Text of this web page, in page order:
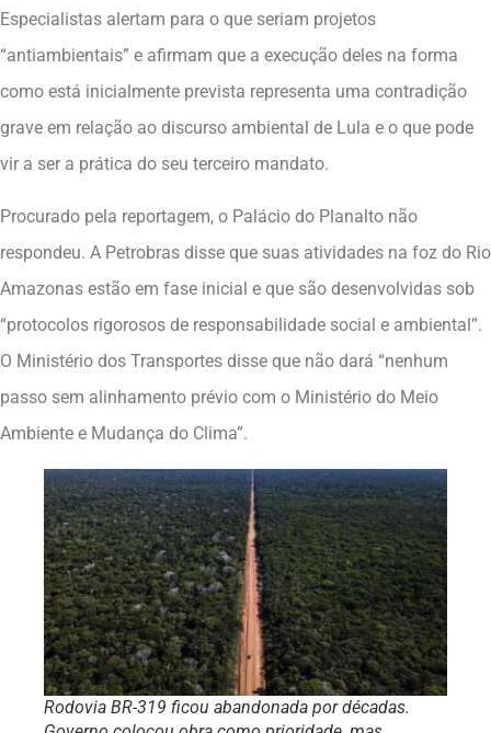
Especialistas alertam para o que seriam projetos
“antiambientais” e afirmam que a execução deles na forma
como está inicialmente prevista representa uma contradição
grave em relação ao discurso ambiental de Lula e o que pode
vir a ser a prática do seu terceiro mandato.
Procurado pela reportagem, o Palácio do Planalto não
respondeu. A Petrobras disse que suas atividades na foz do Rio
Amazonas estão em fase inicial e que são desenvolvidas sob
“protocolos rigorosos de responsabilidade social e ambiental”.
O Ministério dos Transportes disse que não dará “nenhum
passo sem alinhamento prévio com o Ministério do Meio
Ambiente e Mudança do Clima”.
Rodovia BR-319 ficou abandonada por décadas.